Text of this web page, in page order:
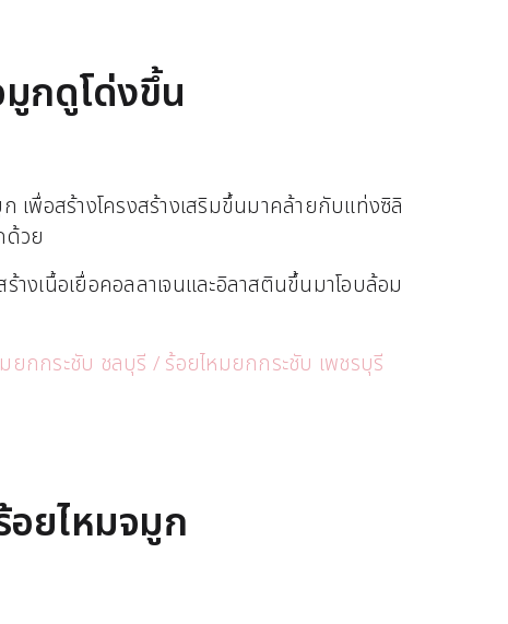
มูกดูโด่งขึ้น
ก เพื่อสร้างโครงสร้างเสริมขึ้นมาคล้ายกับแท่งซิลิ
ด้วย
างเนื้อเยื่อคอลลาเจนและอิลาสตินขึ้นมาโอบล้อม
ยกกระชับ ชลบุรี / ร้อยไหมยกกระชับ เพชรบุรี
ยไหมจมูก